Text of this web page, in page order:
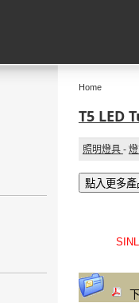
Home
T5 LED
照明燈具 -
點入更多產